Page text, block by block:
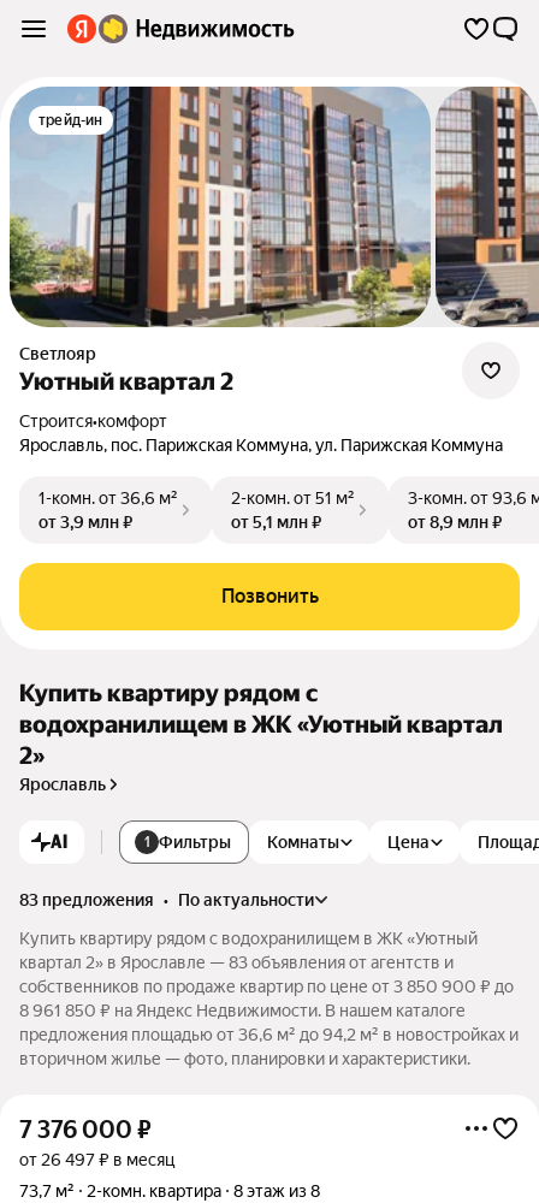
трейд-ин
Светлояр
Уютный квартал 2
Строится•комфорт
Ярославль, пос. Парижская Коммуна,ул. Парижская Коммуна
1-комн.от 36,6 м²
от 3,9 млн ₽
2-комн.от 51 м²
от 5,1 млн ₽
3-комн.от 93,6
от 8,9 млн ₽
Позвонить
Купить квартиру рядом с
водохранилищем в ЖК «Уютный квартал
2»
Ярославль
AI 1 Фильтры Комнаты Цена
83 предложения •
по актуальности
Купить квартиру рядом с водохранилищем в ЖК «Уютный
квартал 2» в Ярославле — 83 объявления от агентств и
собственников по продаже квартир по цене от 3 850 900 ₽ до
8 961 850 ₽ на Яндекс Недвижимости. В нашем каталоге
предложения площадью от 36,6 м² до 94,2 м² в новостройках и
вторичном жилье — фото, планировки и характеристики.
7 376 000 ₽
от 26 497 ₽ в месяц
73,7 м²
2-комн. квартира 8 этаж из 8